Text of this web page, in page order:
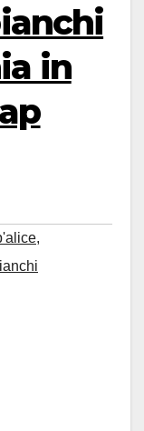
in
,